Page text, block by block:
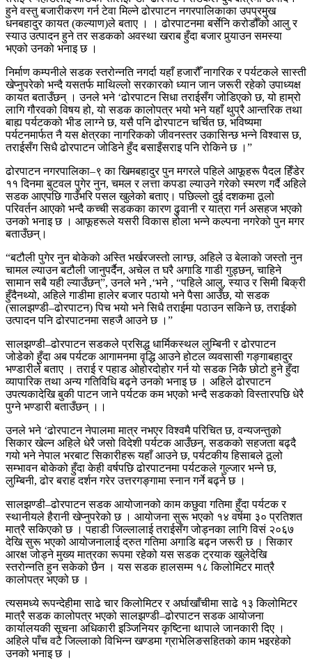
हुने वस्तु बजारीकरण गर्न टेवा मिल्ने ढोरपाटन नगरपालिकाका उपप्रमुख
धनबहादुर कायत (कल्याण)ले बताए । । ढोरपाटनमा बर्सेनि करोडौँको आलु र
स्याउ उत्पादन हुने तर सडकको अवस्था खराब हुँदा बजार पुर्‍याउन समस्या
भएको उनको भनाइ छ ।
निर्माण कम्पनीले सडक स्तरोन्नति नगर्दा यहाँ हजारौँ नागरिक र पर्यटकले सास्ती
खेप्नुपरेको भन्दै यसतर्फ माथिल्लो सरकारको ध्यान जान जरूरी रहेको उपाध्यक्ष
कायत बताउँछन् । उनले भने ‘ढोरपाटन सिधा तराईसँग जोडिएको छ, यो हाम्रो
लागि गौरवको विषय हो, यो सडक कालोपत्र भयो भने यहाँ थुप्रै आन्तरिक तथा
बाह्य पर्यटकको भीड लाग्ने छ, यसै पनि ढोरपाटन चर्चित छ, भविष्यमा
पर्यटनमार्फत नै यस क्षेत्रका नागरिकको जीवनस्तर उकासिन्छ भन्ने विश्वास छ,
तराईसँग सिधै ढोरपाटन जोडिने हुँद बसाइँसराइ पनि रोकिने छ ।”
ढोरपाटन नगरपालिका–९ का खिमबहादुर पुन मगरले पहिले आफूहरू पैदल हिँडेर
११ दिनमा बुटवल पुगेर नुन, चमल र लत्ता कपडा ल्याउने गरेको स्मरण गर्दै अहिले
सडक आएपछि गाउँभरि पसल खुलेको बताए। पछिल्लो दुई दशकमा ठूलो
परिवर्तन आएको भन्दै कच्ची सडकका कारण ढुवानी र यात्रा गर्न असहज भएको
उनको भनाइ छ । आफूहरूले यसरी विकास होला भन्ने कल्पना नगरेको पुन मगर
बताउँछन्।
“बटौली पुगेर नुन बोकेको अस्ति भर्खरजस्तो लाग्छ, अहिले उ बेलाको जस्तो नुन
चामल ल्याउन बटौली जानुपर्दैन, अचेल त घरै अगाडि गाडी गुड्छन्, चाहिने
सामान सबै यही ल्याउँछन्”, उनले भने ,‘भने , “पहिले आलु, स्याउ र सिमी बिक्री
हुँदैनथ्यो, अहिले गाडीमा हालेर बजार पठायो भने पैसा आउँछ, यो सडक
(सालझण्डी–ढोरपाटन) पिच भयो भने सिधै तराईमा पठाउन सकिने छ, तराईको
उत्पादन पनि ढोरपाटनमा सहजै आउने छ ।”
सालझण्डी–ढोरपाटन सडकले प्रसिद्ध धार्मिकस्थल लुम्बिनी र ढोरपाटन
जोडेको हुँदा अब पर्यटक आगामनमा वृद्धि आउने होटल व्यवसासी गङ्गाबहादुर
भण्डारीले बताए । तराई र पहाड ओहोरदोहोर गर्न यो सडक निकै छोटो हुने हुँदा
व्यापारिक तथा अन्य गतिविधि बढ्ने उनकाे भनाइ छ । अहिले ढोरपाटन
उपत्यकादेखि बुकी पाटन जाने पर्यटक कम भएको भन्दै सडकको विस्तारपछि धेरै
पुग्ने भण्डारी बताउँछन् ।।
उनले भने ‘ढोरपाटन नेपालमा मात्र नभएर विश्वमै परिचित छ, वन्यजन्तुको
सिकार खेल्न अहिले धेरै जसो विदेशी पर्यटक आउँछन्, सडकको सहजता बढ्दै
गयो भने नेपाल भरबाट सिकारीहरू यहाँ आउने छ, पर्यटकीय हिसाबले ठूलो
सम्भावन बोकेको हुँदा केही वर्षपछि ढोरपाटनमा पर्यटकले गुल्जार भन्ने छ,
लुम्बिनी, ढोर बराह दर्शन गरेर उत्तरगङ्गामा स्नान गर्ने बढ्ने छ ।
सालझण्डी–ढोरपाटन सडक आयोजानको काम कछुवा गतिमा हुँदा पर्यटक र
स्थानीयले हैरानी खेप्नुपरेको छ । आयोजना सुरू भएको १४ वर्षमा ३० प्रतिशत
मात्रै सकिएको छ । पहाडी जिल्लालाई तराईसँग जोड्नका लागि विसं २०६७
देखि सुरू भएको आयोजनालाई द्रुत गतिमा अगाडि बढ्न जरूरी छ । सिकार
आरक्ष जोड्ने मुख्य मात्रका रूपमा रहेको यस सडक ट्रयाक खुलेदेखि
स्तरोन्नति हुन सकेको छैन । यस सडक हालसम्म १८ किलोमिटर मात्रै
कालोपत्र भएको छ ।
त्यसमध्ये रूपन्देहीमा साढे चार किलोमिटर र अर्घाखाँचीमा साढे १३ किलोमिटर
मात्रै सडक कालोपत्र भएको सालझण्डी–ढोरपाटन सडक आयोजना
कार्यालयकी सूचना अधिकारी इञ्जिनियर कृष्टिना थापाले जानकारी दिए ।
अहिले पाँच वटै जिल्लाको विभिन्न खण्डमा ग्राभेलिङसहितको काम भइरहेको
उनको भनाइ छ ।